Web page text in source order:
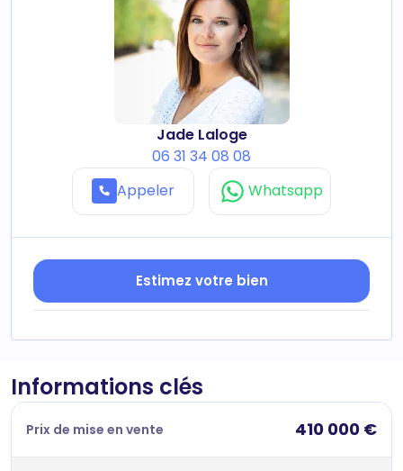
Jade Laloge
06 31 34 08 08
Appeler
Whatsapp
Estimez votre bien
Informations clés
Prix de mise en vente 410 000 €